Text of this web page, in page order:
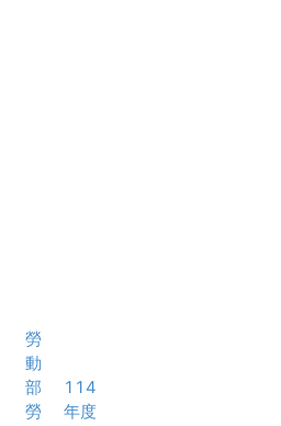
勞
動
部
勞
114
年度